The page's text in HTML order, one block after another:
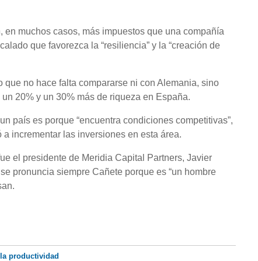
en muchos casos, más impuestos que una compañía
que favorezca la “resiliencia” y la “creación de
no hace falta compararse ni con Alemania, sino
20% y un 30% más de riqueza en España.
país es porque “encuentra condiciones competitivas”,
incrementar las inversiones en esta área.
el presidente de Meridia Capital Partners, Javier
pronuncia siempre Cañete porque es “un hombre
productividad